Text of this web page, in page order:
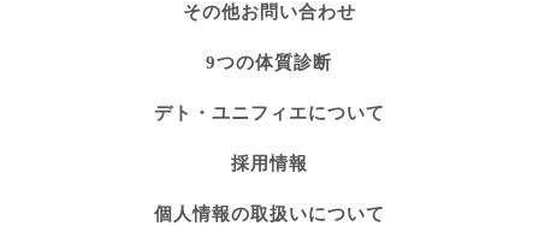
その他お問い合わせ
9つの体質診断
デト・ユニフィエについて
採用情報
個人情報の取扱いについて